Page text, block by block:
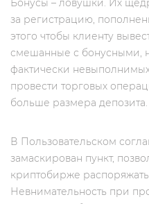
Бонусы – ловушки. Их
за регистрацию,
этого чтобы клиенту
смешанные с бонусными,
фактически
провести торговых
больше размера депозита.
В Пользовательском
замаскирован пункт,
криптобирже
Невнимательность при